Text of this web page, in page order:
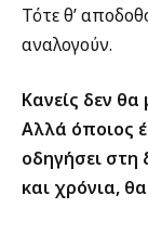
Τότε θ’
αναλογούν.
Κανείς δεν
Αλλά όποιος
οδηγήσει στη
και χρόνια,